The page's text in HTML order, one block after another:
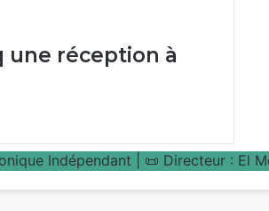
une réception à
Indépendant | 📜 Directeur : El